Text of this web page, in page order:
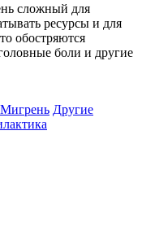
сложный для
ресурсы и для
обостряются
боли и другие
Мигрень Другие